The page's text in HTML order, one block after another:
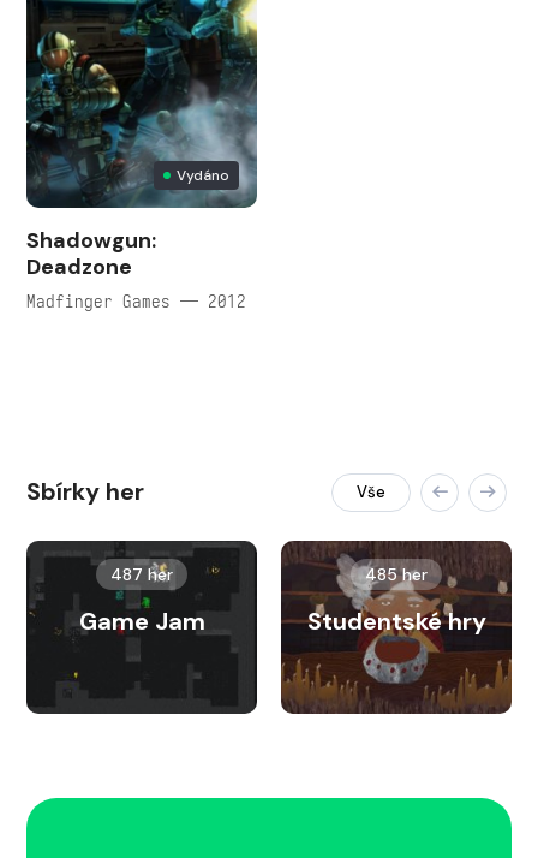
Vydáno
Shadowgun:
Deadzone
Madfinger Games — 2012
Sbírky her Vše
487 her
Game Jam
485 her
Studentské hry